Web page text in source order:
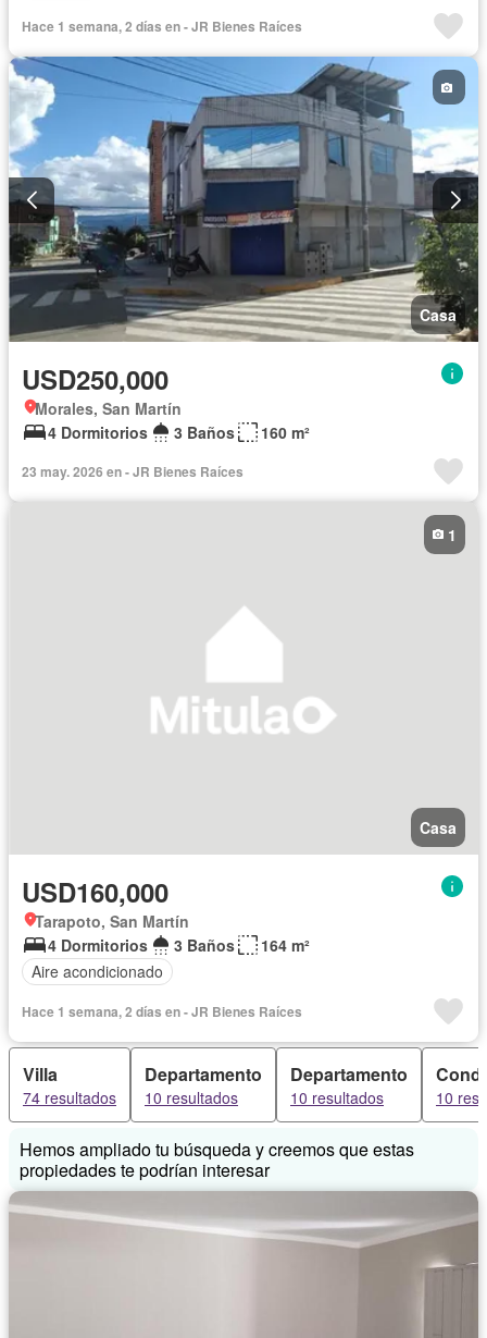
Hace 1 semana, 2 días en - JR Bienes Raíces
Casa
USD250,000
Morales, San Martín
4 Dormitorios
3 Baños 160 m²
23 may. 2026 en - JR Bienes Raíces
Casa
1
USD160,000
Tarapoto, San Martín
4 Dormitorios
3 Baños
164 m²
Aire acondicionado
Hace 1 semana, 2 días en - JR Bienes Raíces
Villa
74 resultados
Departamento
10 resultados
Departamento
10 resultados 10
Hemos ampliado tu búsqueda y creemos que estas
propiedades te podrían interesar